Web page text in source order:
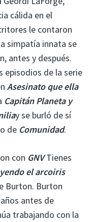
cálida en el
le contaron
simpatía innata se
antes y después.
episodios de la serie
Asesinato que ella
Capitán Planeta y
y se burló de sí
de Comunidad.
con GNVTienes
el arcoiris
Burton. Burton
antes de
trabajando con la